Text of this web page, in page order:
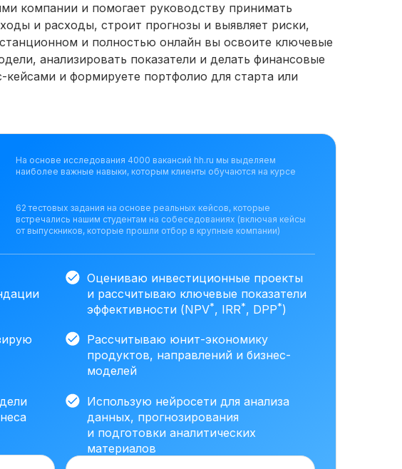
компании и помогает руководству принимать
и расходы, строит прогнозы и выявляет риски,
и полностью онлайн вы освоите ключевые
анализировать показатели и делать финансовые
и формируете портфолио для старта или
Оцениваю инвестиционные проекты
и рассчитываю ключевые показатели
эффективности (NPV*, IRR*, DPP*)
На основе исследования 4000 вакансий hh.ru мы выделяем
наиболее важные навыки, которым клиенты обучаются на курсе
62 тестовых задания на основе реальных кейсов, которые
встречались нашим студентам на собеседованиях (включая кейсы
от выпускников, которые прошли отбор в крупные компании)
Рассчитываю юнит-экономику
продуктов, направлений и бизнес-
моделей
Использую нейросети для анализа
данных, прогнозирования
и подготовки аналитических
материалов